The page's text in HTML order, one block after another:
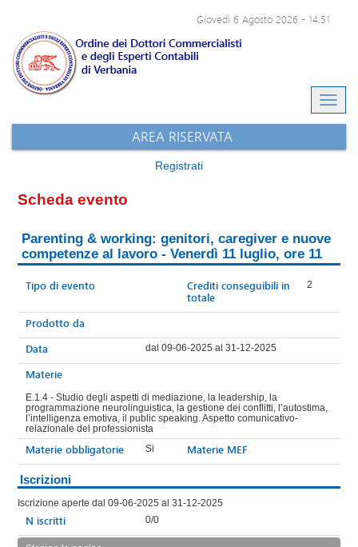
Giovedì 6 Agosto 2026 - 14:51
Archivio eventi
AREA RISERVATA
Registrati
Scheda evento
Parenting & working: genitori, caregiver e nuove
competenze al lavoro - Venerdì 11 luglio, ore 11
Tipo di evento
Crediti conseguibili in
totale
2
Prodotto da
Data
dal 09-06-2025 al 31-12-2025
Materie
E.1.4 - Studio degli aspetti di mediazione, la leadership, la
programmazione neurolinguistica, la gestione dei conflitti, l’autostima,
l’intelligenza emotiva, il public speaking. Aspetto comunicativo-
relazionale del professionista
Materie obbligatorie Si Materie MEF
Iscrizioni
Iscrizione aperte dal 09-06-2025 al 31-12-2025
N iscritti 0/0